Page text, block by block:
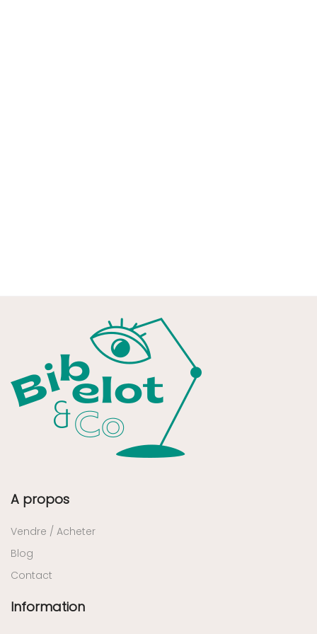
A propos
Vendre / Acheter
Blog
Contact
Information